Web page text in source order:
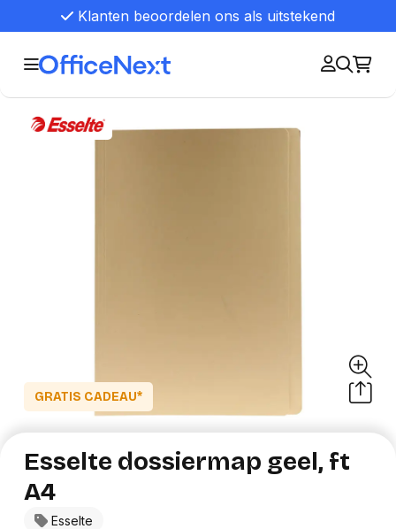
Klanten beoordelen ons als uitstekend
GRATIS CADEAU*
Esselte
Esselte dossiermap geel, ft
A4